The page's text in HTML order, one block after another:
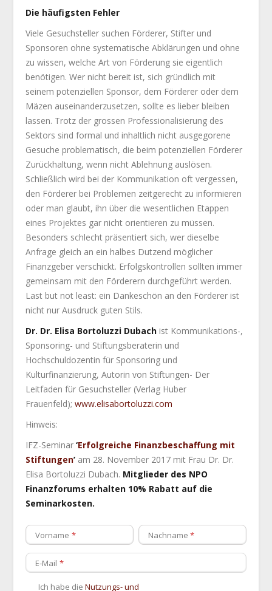
Die häufigsten Fehler
Viele Gesuchsteller suchen Förderer, Stifter und
Sponsoren ohne systematische Abklärungen und ohne
zu wissen, welche Art von Förderung sie eigentlich
benötigen. Wer nicht bereit ist, sich gründlich mit
seinem potenziellen Sponsor, dem Förderer oder dem
Mäzen auseinanderzusetzen, sollte es lieber bleiben
lassen. Trotz der grossen Professionalisierung des
Sektors sind formal und inhaltlich nicht ausgegorene
Gesuche problematisch, die beim potenziellen Förderer
Zurückhaltung, wenn nicht Ablehnung auslösen.
Schließlich wird bei der Kommunikation oft vergessen,
den Förderer bei Problemen zeitgerecht zu informieren
oder man glaubt, ihn über die wesentlichen Etappen
eines Projektes gar nicht orientieren zu müssen.
Besonders schlecht präsentiert sich, wer dieselbe
Anfrage gleich an ein halbes Dutzend möglicher
Finanzgeber verschickt. Erfolgskontrollen sollten immer
gemeinsam mit den Förderern durchgeführt werden.
Last but not least: ein Dankeschön an den Förderer ist
nicht nur Ausdruck guten Stils.
Dr. Dr. Elisa Bortoluzzi Dubach ist Kommunikations-,
Sponsoring- und Stiftungsberaterin und
Hochschuldozentin für Sponsoring und
Kulturfinanzierung, Autorin von Stiftungen- Der
Leitfaden für Gesuchsteller (Verlag Huber
Frauenfeld);www.elisabortoluzzi.com
Hinweis:
IFZ-Seminar ‘Erfolgreiche Finanzbeschaffung mit
Stiftungen’ am 28. November 2017 mit Frau Dr. Dr.
Elisa Bortoluzzi Dubach. Mitglieder des NPO
Finanzforums erhalten 10% Rabatt auf die
Seminarkosten.
Vorname Nachname
E-Mail
Ich habe dieNutzungs- und